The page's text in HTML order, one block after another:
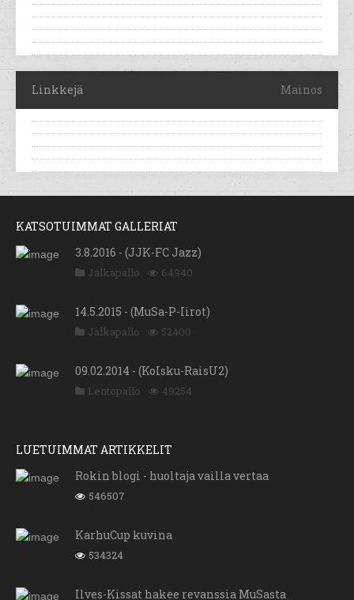
Linkkejä Mainos
KATSOTUIMMAT GALLERIAT
3.8.2016 - (JJK-FC Jazz)
Jalkapallo 64940
14.5.2015 - (MuSa-P-Iirot)
Jalkapallo 52400
09.02.2014 - (KoIsku-RaisU2)
Lentopallo 49254
LUETUIMMAT ARTIKKELIT
Rokin blogi - huoltaja vailla vertaa
546507
KarhuCup kuvina
534324
Ilves-Kissat hakee revanssia MuSasta